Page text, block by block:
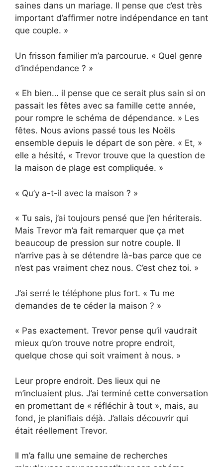
saines dans un mariage. Il pense que c’est très
important d’affirmer notre indépendance en tant
que couple. »
Un frisson familier m’a parcourue. « Quel genre
d’indépendance ? »
« Eh bien… il pense que ce serait plus sain si on
passait les fêtes avec sa famille cette année,
pour rompre le schéma de dépendance. » Les
fêtes. Nous avions passé tous les Noëls
ensemble depuis le départ de son père. « Et, »
elle a hésité, « Trevor trouve que la question de
la maison de plage est compliquée. »
« Qu’y a-t-il avec la maison ? »
« Tu sais, j’ai toujours pensé que j’en hériterais.
Mais Trevor m’a fait remarquer que ça met
beaucoup de pression sur notre couple. Il
n’arrive pas à se détendre là-bas parce que ce
n’est pas vraiment chez nous. C’est chez toi. »
J’ai serré le téléphone plus fort. « Tu me
demandes de te céder la maison ? »
« Pas exactement. Trevor pense qu’il vaudrait
mieux qu’on trouve notre propre endroit,
quelque chose qui soit vraiment à nous. »
Leur propre endroit. Des lieux qui ne
m’incluaient plus. J’ai terminé cette conversation
en promettant de « réfléchir à tout », mais, au
fond, je planifiais déjà. J’allais découvrir qui
était réellement Trevor.
Il m’a fallu une semaine de recherches